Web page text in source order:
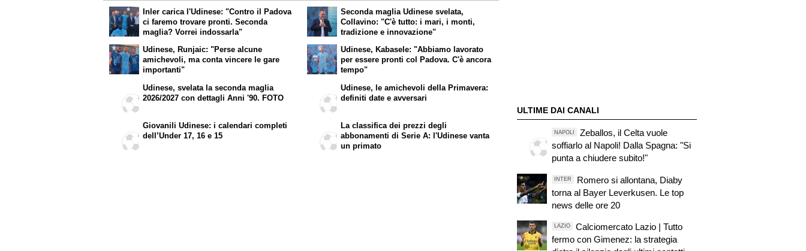
Inler carica l'Udinese: "Contro il Padova
ci faremo trovare pronti. Seconda
maglia? Vorrei indossarla"
Udinese, Runjaic: "Perse alcune
amichevoli, ma conta vincere le gare
importanti"
Seconda maglia Udinese svelata,
Collavino: "C'è tutto: i mari, i monti,
tradizione e innovazione"
Udinese, Kabasele: "Abbiamo lavorato
per essere pronti col Padova. C'è ancora
tempo"
Udinese, svelata la seconda maglia
2026/2027 con dettagli Anni '90. FOTO
Giovanili Udinese: i calendari completi
dell’Under 17, 16 e 15
Udinese, le amichevoli della Primavera:
definiti date e avversari
La classifica dei prezzi degli
abbonamenti di Serie A: l'Udinese vanta
un primato
ULTIME DAI CANALI
NAPOLI
Zeballos, il Celta vuole
soffiarlo al Napoli! Dalla Spagna: "Si
punta a chiudere subito!"
INTER
Romero si allontana, Diaby
torna al Bayer Leverkusen. Le top
news delle ore 20
LAZIO
Calciomercato Lazio | Tutto
fermo con Gimenez: la strategia